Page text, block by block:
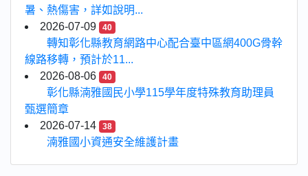
暑、熱傷害，詳如說明...
2026-07-09
40
轉知彰化縣教育網路中心配合臺中區網400G骨幹
線路移轉，預計於11...
2026-08-06
40
彰化縣湳雅國民小學115學年度特殊教育助理員
甄選簡章
2026-07-14
38
湳雅國小資通安全維護計畫